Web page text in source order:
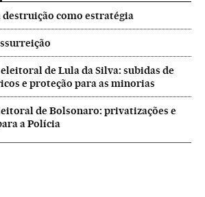
destruição como estratégia
de Lula da Silva: subidas de
e proteção para as minorias
de Bolsonaro: privatizações e
a Polícia